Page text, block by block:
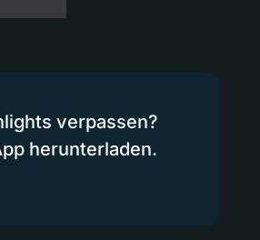
verpassen?
herunterladen.